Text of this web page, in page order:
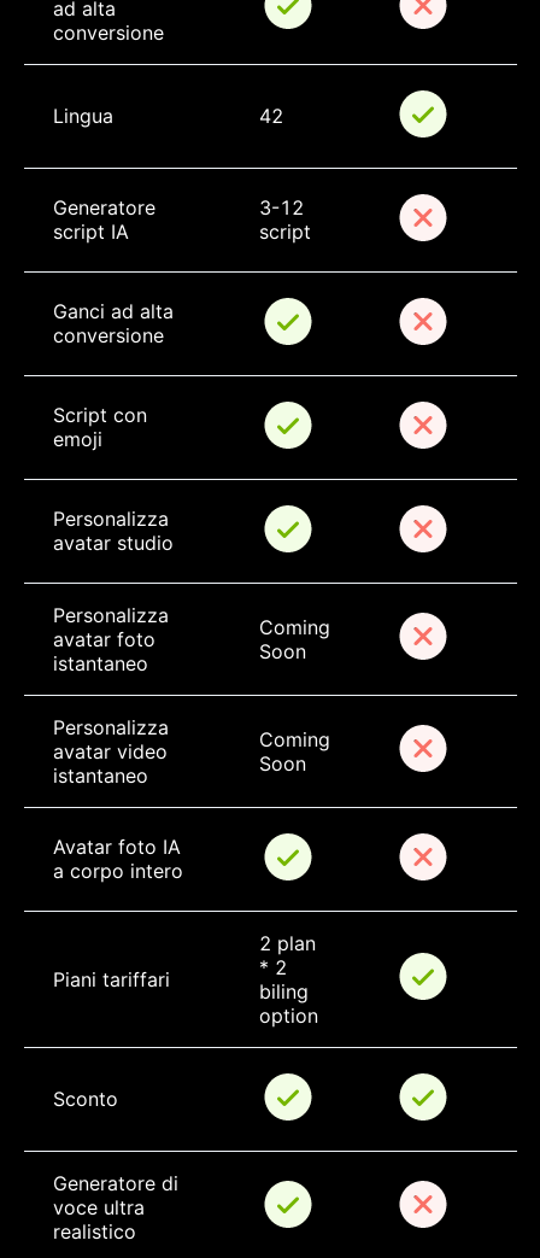
ad alta
conversione
Lingua 42
Generatore
script IA
3-12
script
Ganci ad alta
conversione
Script con
emoji
Personalizza
avatar studio
Personalizza
avatar foto
istantaneo
Coming
Soon
Personalizza
avatar video
istantaneo
Coming
Soon
Avatar foto IA
a corpo intero
Piani tariffari
2 plan
* 2
biling
option
Sconto
Generatore di
voce ultra
realistico